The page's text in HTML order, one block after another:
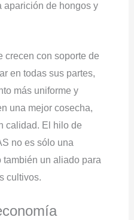
aparición de hongos y
crecen con soporte de
en todas sus partes,
más uniforme y
una mejor cosecha,
calidad. El hilo de
no es sólo una
también un aliado para
cultivos.